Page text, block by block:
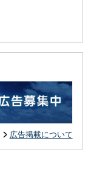
広告掲載について